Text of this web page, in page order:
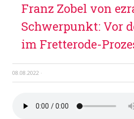
Franz Zobel von
Schwerpunkt: Vor
im Fretterode-
08.08.2022 ·